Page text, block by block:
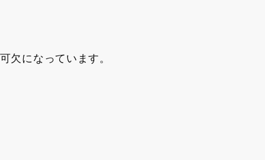
欠になっています。